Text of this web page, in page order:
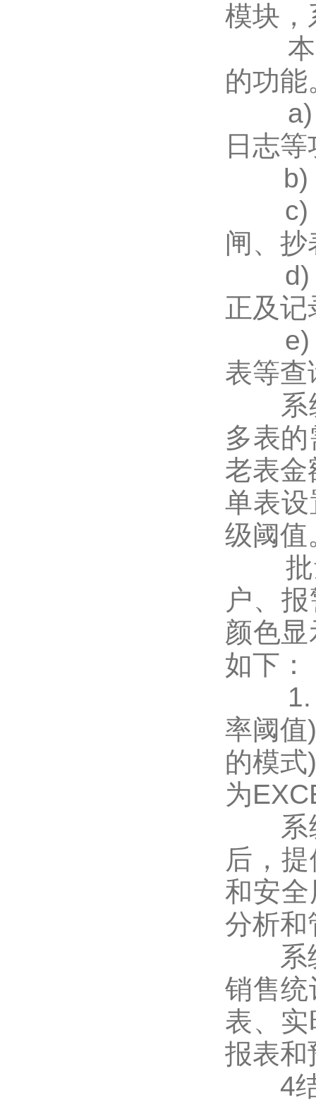
模块，
本系
的功能
a) 登
日志
b) 系
c) 用
闸、
d) 售
正及记
e) 报
表等查
系统
多表
老表金
单表
级阈值
批量
户、
颜色
如下：
1. 电
率阈值
的模
为
系统
后，
和安
分析和
系统
销售
表、
报表和
4结